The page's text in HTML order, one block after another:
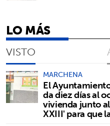
LO MÁS
VISTO
MARCHENA
El
da diez días al
vivienda junto
XXIII' para que